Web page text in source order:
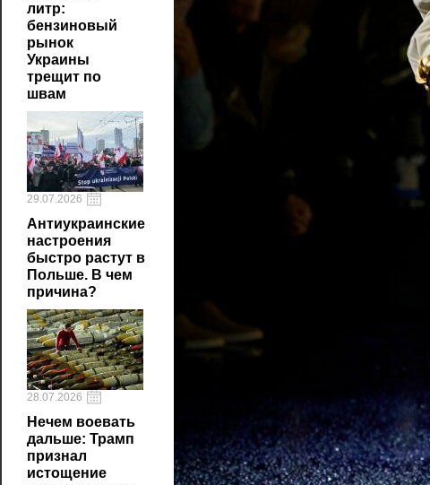
литр:
бензиновый
рынок
Украины
трещит по
швам
29.07.2026
Антиукраинские
настроения
быстро растут в
Польше. В чем
причина?
28.07.2026
Нечем воевать
дальше: Трамп
признал
истощение